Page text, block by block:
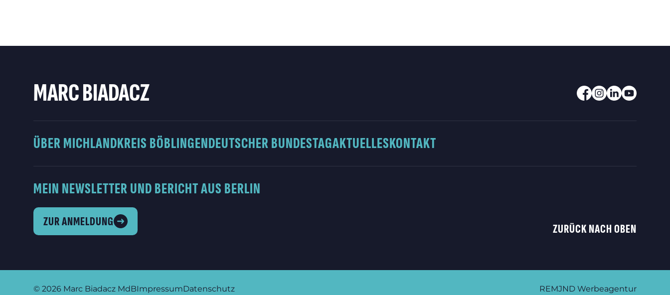
MARC BIADACZ
ÜBER MICHLANDKREIS BÖBLINGENDEUTSCHER BUNDESTAGAKTUELLESKONTAKT
MEIN NEWSLETTER UND BERICHT AUS BERLIN
ZUR ANMELDUNG
ZURÜCK NACH OBEN
© 2026 Marc Biadacz MdBImpressumDatenschutz REMJND Werbeagentur